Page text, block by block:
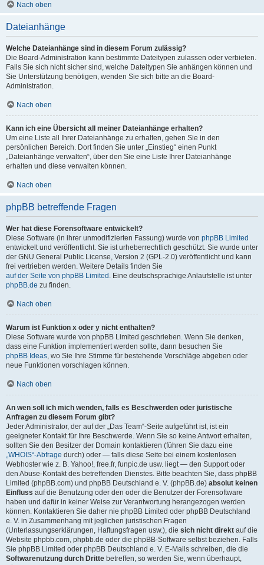
Nach oben
Dateianhänge
Welche Dateianhänge sind in diesem Forum zulässig?
Die Board-Administration kann bestimmte Dateitypen zulassen oder verbieten.
Falls Sie sich nicht sicher sind, welche Dateitypen Sie anhängen können und
Sie Unterstützung benötigen, wenden Sie sich bitte an die Board-
Administration.
Nach oben
Kann ich eine Übersicht all meiner Dateianhänge erhalten?
Um eine Liste all Ihrer Dateianhänge zu erhalten, gehen Sie in den
persönlichen Bereich. Dort finden Sie unter „Einstieg“ einen Punkt
„Dateianhänge verwalten“, über den Sie eine Liste Ihrer Dateianhänge
erhalten und diese verwalten können.
Nach oben
phpBB betreffende Fragen
Wer hat diese Forensoftware entwickelt?
Diese Software (in ihrer unmodifizierten Fassung) wurde von phpBB Limited
entwickelt und veröffentlicht. Sie ist urheberrechtlich geschützt. Sie wurde unter
der GNU General Public License, Version 2 (GPL-2.0) veröffentlicht und kann
frei vertrieben werden. Weitere Details finden Sie
auf der Seite von phpBB Limited . Eine deutschsprachige Anlaufstelle ist unter
phpBB.de zu finden.
Nach oben
Warum ist Funktion x oder y nicht enthalten?
Diese Software wurde von phpBB Limited geschrieben. Wenn Sie denken,
dass eine Funktion implementiert werden sollte, dann besuchen Sie
phpBB Ideas, wo Sie Ihre Stimme für bestehende Vorschläge abgeben oder
neue Funktionen vorschlagen können.
Nach oben
An wen soll ich mich wenden, falls es Beschwerden oder juristische
Anfragen zu diesem Forum gibt?
Jeder Administrator, der auf der „Das Team“-Seite aufgeführt ist, ist ein
geeigneter Kontakt für Ihre Beschwerde. Wenn Sie so keine Antwort erhalten,
sollten Sie den Besitzer der Domain kontaktieren (führen Sie dazu eine
„WHOIS“-Abfrage durch) oder — falls diese Seite bei einem kostenlosen
Webhoster wie z. B. Yahoo!, free.fr, funpic.de usw. liegt — den Support oder
den Abuse-Kontakt des betreffenden Dienstes. Bitte beachten Sie, dass phpBB
Limited (phpBB.com) und phpBB Deutschland e. V. (phpBB.de) absolut keinen
Einfluss auf die Benutzung oder den oder die Benutzer der Forensoftware
haben und dafür in keiner Weise zur Verantwortung herangezogen werden
können. Kontaktieren Sie daher nie phpBB Limited oder phpBB Deutschland
e. V. in Zusammenhang mit jeglichen juristischen Fragen
(Unterlassungserklärungen, Haftungsfragen usw.), die sich nicht direkt auf die
Website phpbb.com, phpbb.de oder die phpBB-Software selbst beziehen. Falls
Sie phpBB Limited oder phpBB Deutschland e. V. E-Mails schreiben, die die
Softwarenutzung durch Dritte betreffen, so werden Sie, wenn überhaupt,